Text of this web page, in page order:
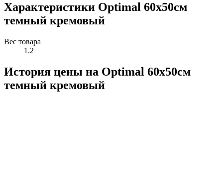
Характеристики Optimal 60х50см
темный кремовый
Вес товара
1.2
История цены на Optimal 60х50см
темный кремовый